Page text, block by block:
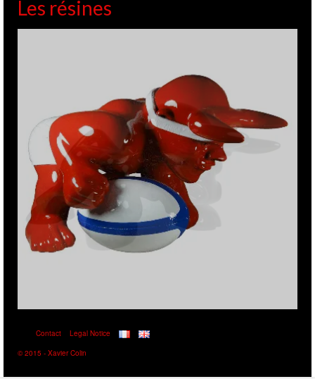
Les résines
Contact
Legal Notice
© 2015 - Xavier Colin